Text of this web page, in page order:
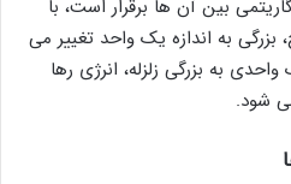
بین آن ها برقرار است، با
بزرگی به اندازه یک واحد تغییر می
به بزرگی زلزله، انرژی رها